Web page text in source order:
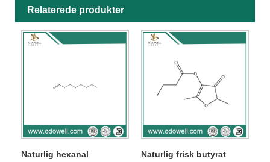
Relaterede produkter
Naturlig hexanal Naturlig frisk butyrat